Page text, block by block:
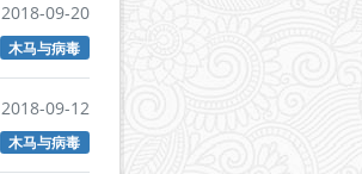
2018-09-20
木马与病毒
2018-09-12
木马与病毒